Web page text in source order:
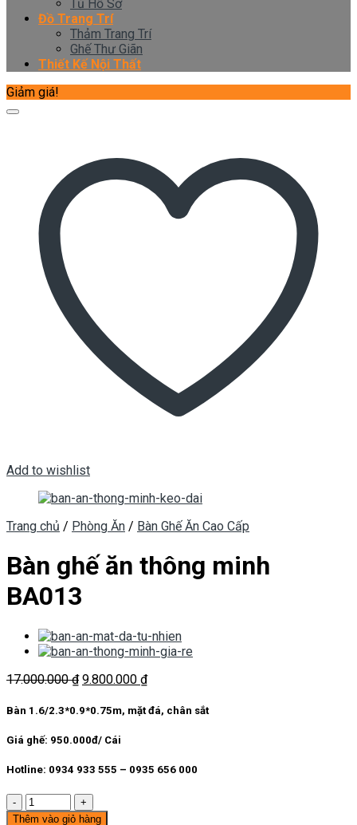
Tủ Hồ Sơ
Đồ Trang Trí
Thảm Trang Trí
Ghế Thư Giãn
Thiết Kế Nội Thất
Giảm giá!
Add to wishlist
Trang chủ / Phòng Ăn / Bàn Ghế Ăn Cao Cấp
Bàn ghế ăn thông minh
BA013
17.000.000₫ Giá
là:
9.800.000 ₫Giá
tại
Bàn 1.6/2.3*0.9*0.75m, mặt đá, chân sắt
Giá ghế: 950.000đ/ Cái
Hotline: 0934 933 555 – 0935 656 000
Bàn
ghế
Thêm vào giỏ hàng